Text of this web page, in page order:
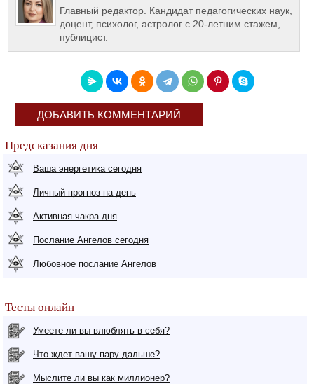
Главный редактор. Кандидат педагогических наук,
доцент, психолог, астролог с 20-летним стажем,
публицист.
ДОБАВИТЬ КОММЕНТАРИЙ
Предсказания дня
Ваша энергетика сегодня
Личный прогноз на день
Активная чакра дня
Послание Ангелов сегодня
Любовное послание Ангелов
Тесты онлайн
Умеете ли вы влюблять в себя?
Что ждет вашу пару дальше?
Мыслите ли вы как миллионер?